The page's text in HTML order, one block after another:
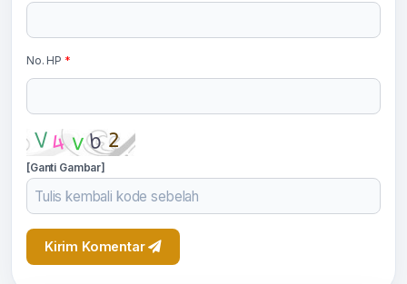
No. HP *
[Ganti Gambar]
Kirim Komentar